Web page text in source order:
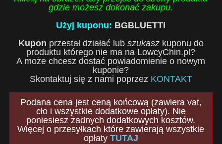
gdzie możesz dokonać zakupu.
Użyj kuponu: BGBLUETTI
Kupon przestał działać lub szukaszkuponu do
produktu którego nie ma na LowcyChin.pl?
A może chcesz dostać powiadomienie o nowym
kuponie?
Skontaktuj się z nami poprzez KONTAKT
Podana cena jest ceną końcową (zawiera vat,
cło i wszystkie dodatkowe opłaty). Nie
poniesiesz żadnych dodatkowych kosztów.
Więcej o przesyłkach które zawierają wszystkie
opłaty TUTAJ